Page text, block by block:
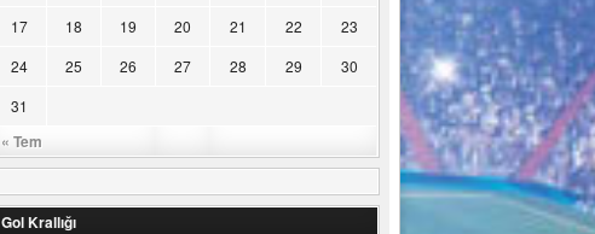
« Tem
17
18 19 20 21 22
23
24
25 26 27 28 29
30
31
Gol Krallığı